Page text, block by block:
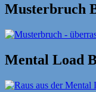
Musterbruch
Mental Load